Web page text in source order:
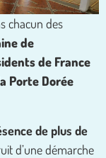
chacun des
de
de France
Porte Dorée
de plus de
d’une démarche